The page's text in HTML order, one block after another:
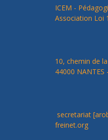
ICEM -
Association Loi
10, chemin de
44000
secretariat
freinet.org